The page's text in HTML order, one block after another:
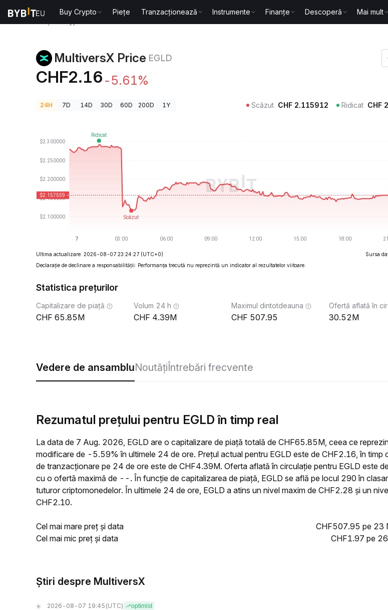
Buy Crypto Piețe Tranzacționează Instrumente Finanțe Descoperă Mai mult
MultiversX Price EGLD
CHF2.16 -5.61%
24H 7D 14D 30D 60D 200D 1Y Scăzut CHF 2.115912 Ridicat CHF
Ultima actualizare: 2026-08-07 23:24:27 (UTC+0)
Sursa
Declarație de declinare a responsabilității: Performanța trecută nu reprezintă un indicator al rezultatelor viitoare.
Statistica prețurilor
Capitalizare de piață
65.85M
Volum 24 h
4.39M
Maximul dintotdeauna
507.95
Ofertă aflată în
30.52M
Vedere de ansambluNoutățiÎntrebări frecvente
Rezumatul prețului pentru EGLD în timp real
La data de 7 Aug. 2026, EGLD are o capitalizare de piață totală de CHF65.85M, ceea ce
modificare de -5.59% în ultimele 24 de ore. Prețul actual pentru EGLD este de CHF2.16, în timp
de tranzacționare pe 24 de ore este de CHF4.39M. Oferta aflată în circulație pentru EGLD este
cu o ofertă maximă de --. În funcție de capitalizarea de piață, EGLD se află pe locul 290 în
tuturor criptomonedelor. În ultimele 24 de ore, EGLD a atins un nivel maxim de CHF2.28 și un
CHF2.10.
Cel mai mare preț și data
CHF507.95 pe 23
Cel mai mic preț și data
CHF1.97 pe
Știri despre MultiversX
2026-08-07 19:45 (UTC) optimist